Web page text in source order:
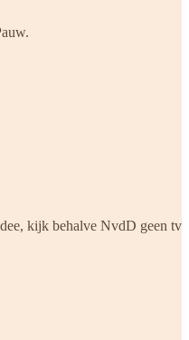
kijk behalve NvdD geen tv